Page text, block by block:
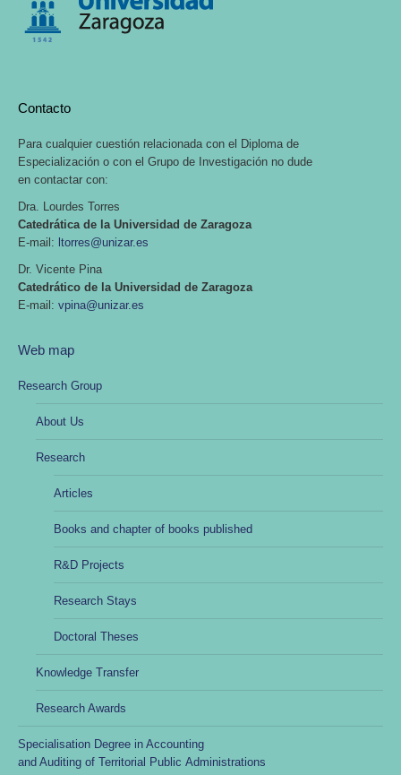
Contacto
Para cualquier cuestión relacionada con el Diploma de
Especialización o con el Grupo de Investigación no dude
en contactar con:
Dra. Lourdes Torres
Catedrática de la Universidad de Zaragoza
E-mail: ltorres@unizar.es
Dr. Vicente Pina
Catedrático de la Universidad de Zaragoza
E-mail: vpina@unizar.es
Web map
Research Group
About Us
Research
Articles
Books and chapter of books published
R&D Projects
Research Stays
Doctoral Theses
Knowledge Transfer
Research Awards
Specialisation Degree in Accounting
and Auditing of Territorial Public Administrations